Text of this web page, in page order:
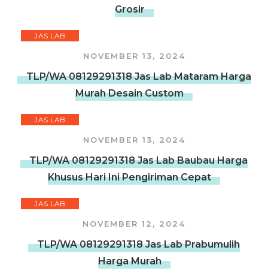
Grosir
JAS LAB
NOVEMBER 13, 2024
TLP/WA 08129291318 Jas Lab Mataram Harga
Murah Desain Custom
JAS LAB
NOVEMBER 13, 2024
TLP/WA 08129291318 Jas Lab Baubau Harga
Khusus Hari Ini Pengiriman Cepat
JAS LAB
NOVEMBER 12, 2024
TLP/WA 08129291318 Jas Lab Prabumulih
Harga Murah